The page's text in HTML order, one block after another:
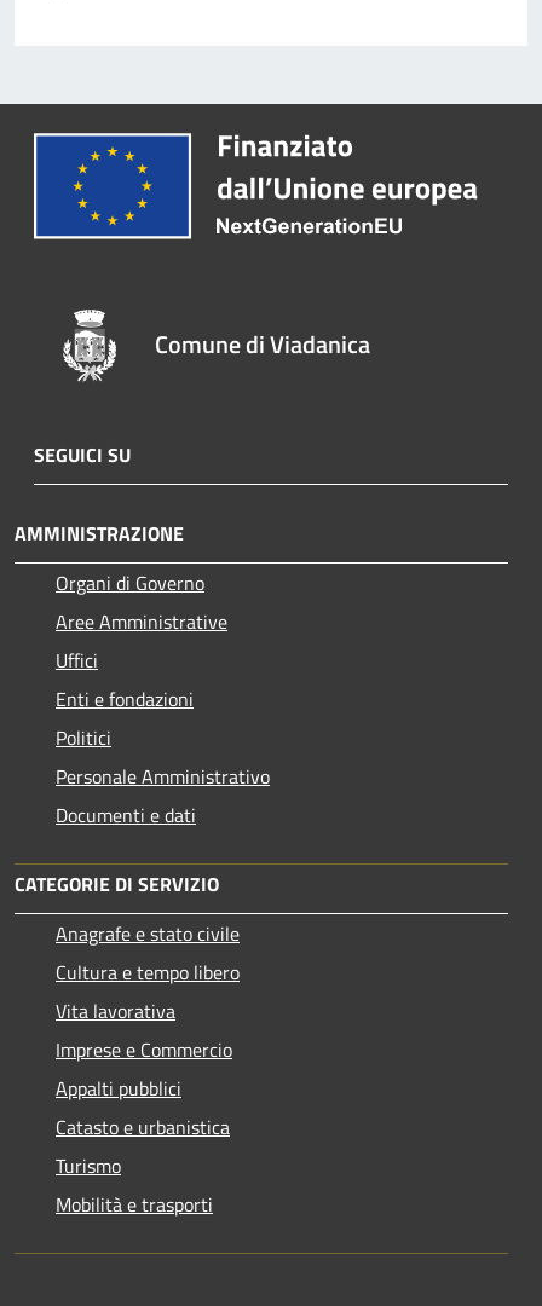
Comune di Viadanica
SEGUICI SU
AMMINISTRAZIONE
Organi di Governo
Aree Amministrative
Uffici
Enti e fondazioni
Politici
Personale Amministrativo
Documenti e dati
CATEGORIE DI SERVIZIO
Anagrafe e stato civile
Cultura e tempo libero
Vita lavorativa
Imprese e Commercio
Appalti pubblici
Catasto e urbanistica
Turismo
Mobilità e trasporti